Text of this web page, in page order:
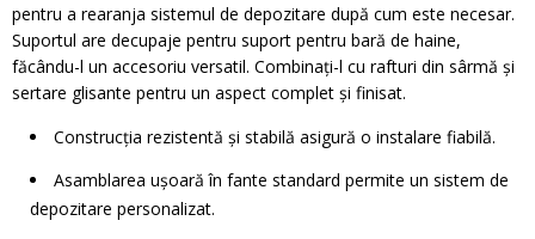
pentru a rearanja sistemul de depozitare după cum este necesar.
Suportul are decupaje pentru suport pentru bară de haine,
făcându-l un accesoriu versatil. Combinați-l cu rafturi din sârmă și
sertare glisante pentru un aspect complet și finisat.
Construcția rezistentă și stabilă asigură o instalare fiabilă.
Asamblarea ușoară în fante standard permite un sistem de
depozitare personalizat.